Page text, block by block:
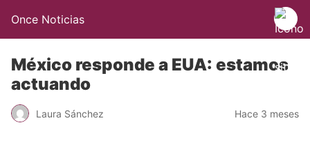
Once Noticias
México responde a EUA: estamos
actuando
Laura Sánchez Hace 3 meses